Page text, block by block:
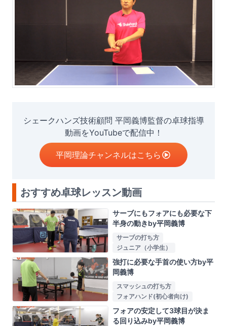
シェークハンズ技術顧問 平岡義博監督の卓球指導
動画をYouTubeで配信中！
平岡理論チャンネルはこちら
おすすめ卓球レッスン動画
サーブにもフォアにも必要な下
半身の動きby平岡義博
サーブの打ち方
ジュニア（小学生）
強打に必要な手首の使い方by平
岡義博
スマッシュの打ち方
フォアハンド(初心者向け)
フォアの安定して3球目が決ま
る回り込みby平岡義博